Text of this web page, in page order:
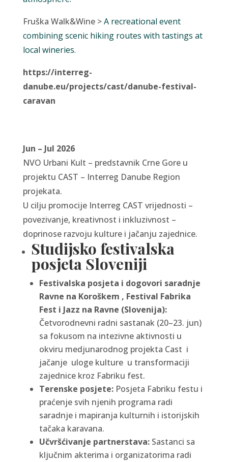
Fruška Walk&Wine >A recreational event
combining scenic hiking routes with tastings at
local wineries.
https://interreg-
danube.eu/projects/cast/danube-festival-
caravan
Jun – Jul 2026
NVO Urbani Kult – predstavnik Crne Gore u
projektu CAST – Interreg Danube Region
projekata.
U cilju promocije Interreg CAST vrijednosti –
povezivanje, kreativnost i inkluzivnost –
doprinose razvoju kulture i jačanju zajednice.
Studijsko festivalska
posjeta Sloveniji
Festivalska posjeta i dogovori saradnje
Ravne na Koroškem , Festival Fabrika
Fest i Jazz na Ravne (Slovenija):
Četvorodnevni radni sastanak (20–23. jun)
sa fokusom na intezivne aktivnosti u
okviru medjunarodnog projekta Cast i
jačanje uloge kulture u transformaciji
zajednice kroz Fabriku fest.
Terenske posjete:Posjeta Fabriku festu i
praćenje svih njenih programa radi
saradnje i mapiranja kulturnih i istorijskih
tačaka karavana.
Učvršćivanje partnerstava:Sastanci sa
ključnim akterima i organizatorima radi